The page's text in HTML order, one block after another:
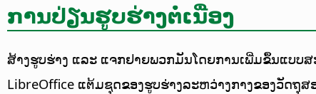
ການປ່ຽນຮູບຮ່າງຕໍ່ເນື່ອງ
ສ້າງຮູບຮ່າງ ແລະ ແຈກຢາຍພວກມັນໂດຍການເພີ່ມຂຶ້ນແບ
LibreOffice ແຕ້ມຊຸດຂອງຮູບຮ່າງລະຫວ່າງກາງຂອງວັດຖຸສ